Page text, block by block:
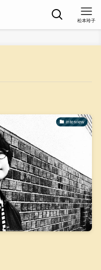
松本玲子
interview